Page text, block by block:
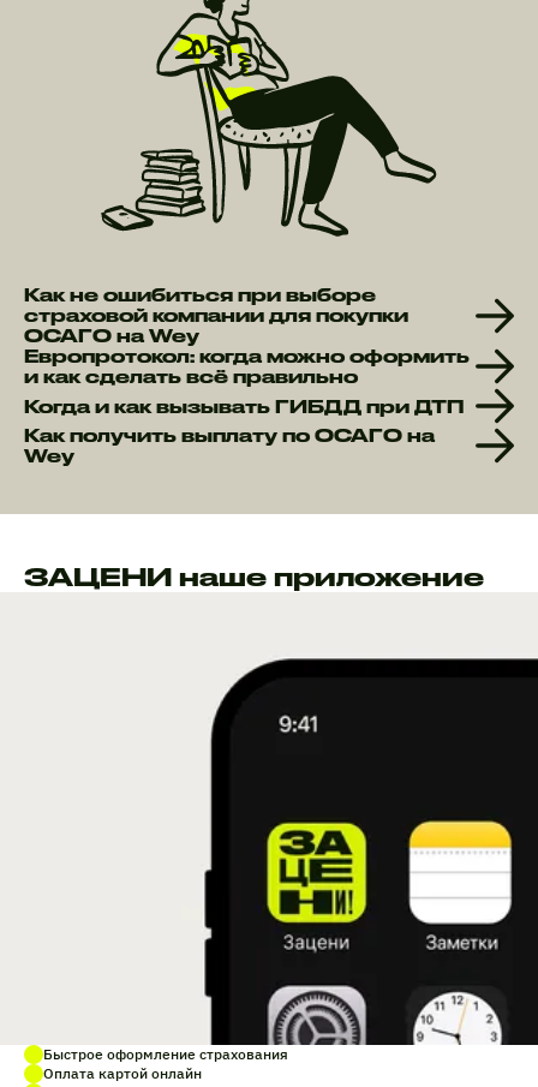
Как не ошибиться при выборе
страховой компании для покупки
ОСАГО на Wey
Европротокол: когда можно оформить
и как сделать всё правильно
Когда и как вызывать ГИБДД при ДТП
Как получить выплату по ОСАГО на
Wey
ЗАЦЕНИ наше приложение
Быстрое оформление страхования
Оплата картой онлайн